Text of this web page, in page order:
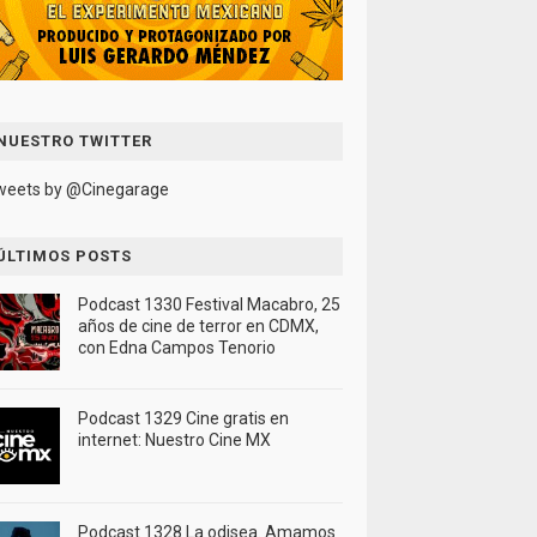
TWITTER
by @Cinegarage
POSTS
Podcast 1330 Festival Macabro, 25
años de cine de terror en CDMX,
con Edna Campos Tenorio
Podcast 1329 Cine gratis en
internet: Nuestro Cine MX
Podcast 1328 La odisea. Amamos